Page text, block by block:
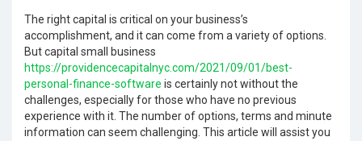
The right capital is critical on your business’s
accomplishment, and it can come from a variety of options.
But capital small business
https://providencecapitalnyc.com/2021/09/01/best-
personal-finance-software is certainly not without the
challenges, especially for those who have no previous
experience with it. The number of options, terms and minute
information can seem challenging. This article will assist you